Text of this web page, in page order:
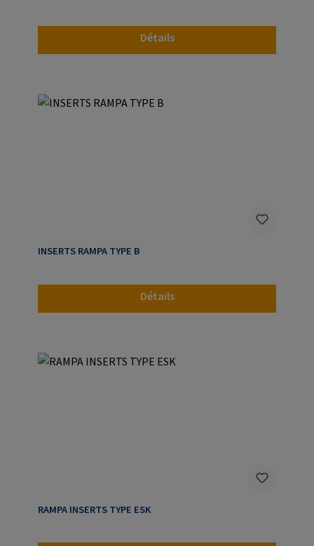
Détails
INSERTS RAMPA TYPE B
Détails
RAMPA INSERTS TYPE ESK